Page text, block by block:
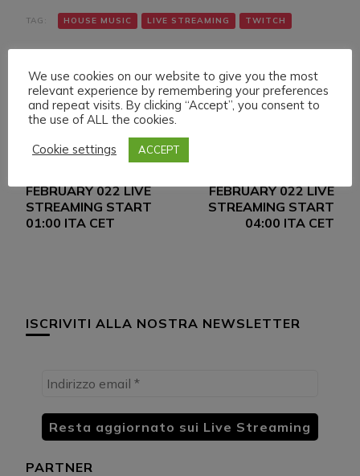
TAG: HOUSE MUSIC LIVE STREAMING TWITCH
Navigazione
articoli
Articolo precedente
FEBRUARY 022 LIVE
STREAMING START
01:00 ITA CET
FEBRUARY 022 LIVE
STREAMING START
04:00 ITA CET
ISCRIVITI ALLA NOSTRA NEWSLETTER
PARTNER
We use cookies on our website to give you the most
relevant experience by remembering your preferences
and repeat visits. By clicking “Accept”, you consent to
the use of ALL the cookies.
Cookie settings
ACCEPT